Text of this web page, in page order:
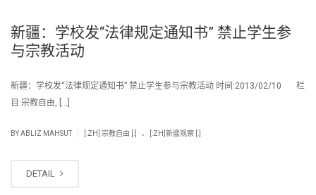
新疆：学校发“法律规定通知书” 禁止学生参
与宗教活动
新疆：学校发“法律规定通知书” 禁止学生参与宗教活动 时间:2013/02/10 栏
目:宗教自由, […]
BYABLIZ MAHSUT [:ZH] 宗教自由 [:] . [:ZH]新疆观察 [:]
DETAIL